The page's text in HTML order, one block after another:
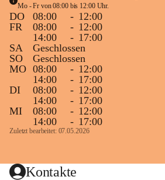
Mo - Fr von 08:00 bis 12:00 Uhr.
DO 08:00 - 12:00
FR
08:00 - 12:00
14:00
- 17:00
SA
Geschlossen
SO
Geschlossen
MO 08:00 - 12:00
14:00
- 17:00
DI
08:00 - 12:00
14:00
- 17:00
MI
08:00 - 12:00
14:00
- 17:00
Zuletzt bearbeitet: 07.05.2026
Kontakte